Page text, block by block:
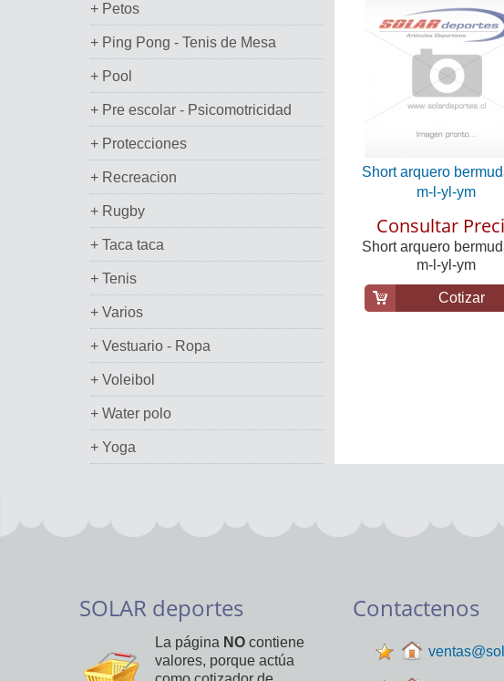
+ Petos
+ Ping Pong - Tenis de Mesa
+ Pool
+ Pre escolar - Psicomotricidad
+ Protecciones
+ Recreacion
+ Rugby
+ Taca taca
+ Tenis
+ Varios
+ Vestuario - Ropa
+ Voleibol
+ Water polo
+ Yoga
Short arquero
m-l-yl-ym
Consultar
Short arquero
m-l-yl-ym
Cotizar
SOLAR deportes
La página NO contiene
valores, porque actúa
Contactenos